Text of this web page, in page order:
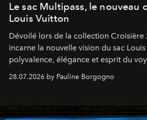
Le sac Multipass, le nouveau
Louis Vuitton
Dévoilé lors de la collection Croisière
incarne la nouvelle vision du sac
polyvalence, élégance et esprit du
28.07.2026 by Pauline Borgogno